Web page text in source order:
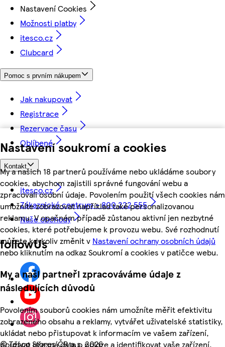
Nastavení soukromí a cookies
My a našich 18 partnerů používáme nebo ukládáme soubory
cookies, abychom zajistili správné fungování webu a
zpracovali osobní údaje. Povolením použití všech cookies nám
umožníte zobrazovat například také personalizovanou
reklamu. V opačném případě zůstanou aktivní jen nezbytné
cookies, které potřebujeme k provozu webu. Své rozhodnutí
můžete kdykoliv změnit v Nastavení ochrany osobních údajů
nebo kliknutím na odkaz Soukromí a cookies v patičce webu.
My a naši partneři zpracováváme údaje z
následujících důvodů
Povolením souborů cookies nám umožníte měřit efektivitu
zobrazeného obsahu a reklamy, vytvářet uživatelské statistiky,
ukládat nebo přistupovat k informacím ve vašem zařízení,
používat přesná data o poloze a identifikovat vaše zařízení.
Nastavení Cookies
Možnosti platby
itesco.cz
Clubcard
Pomoc s prvním nákupem
Jak nakupovat
Registrace
Rezervace času
Oblíbené
Kontakt
itesco.cz
Zákaznické centrum - 800 222 555
Naše obchody
followUs
©Tesco Stores ČR a.s. 2026